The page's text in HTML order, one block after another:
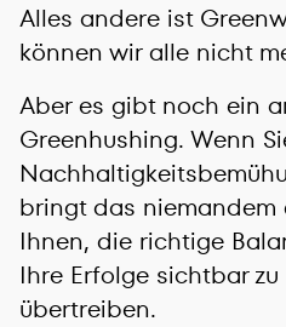
Alles andere ist
können wir alle nicht
Aber es gibt noch ein
Greenhushing. Wenn
bringt das niemandem
Ihnen, die richtige
Ihre Erfolge sichtbar
übertreiben.